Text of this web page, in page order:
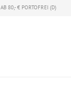
AB 80,- € PORTOFREI (D)